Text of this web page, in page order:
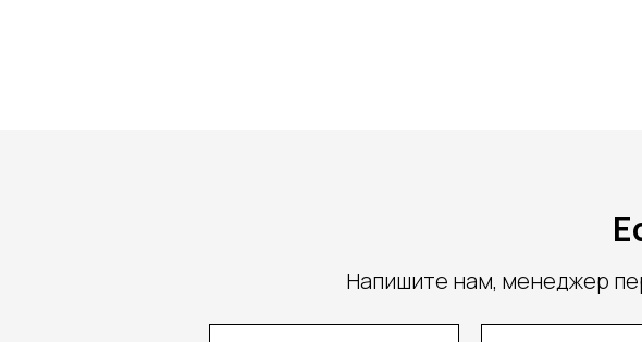
Напишите нам, менеджер